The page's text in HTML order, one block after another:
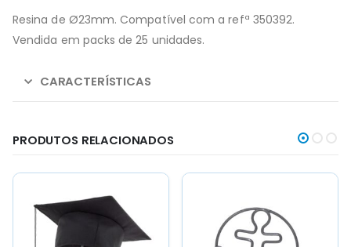
Resina de Ø23mm. Compatível com a refª 350392.
Vendida em packs de 25 unidades.
CARACTERÍSTICAS
PRODUTOS RELACIONADOS